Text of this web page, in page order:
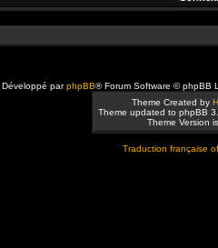
Développé parphpBB® Forum Software © phpBB
Theme Created by
Theme updated to phpBB
Theme Version
Traduction française